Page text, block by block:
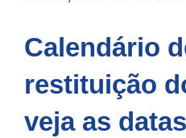
Calendário
restituição
veja as